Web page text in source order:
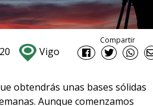
Vigo
Compartir
obtendrás unas bases sólidas
Aunque comenzamos